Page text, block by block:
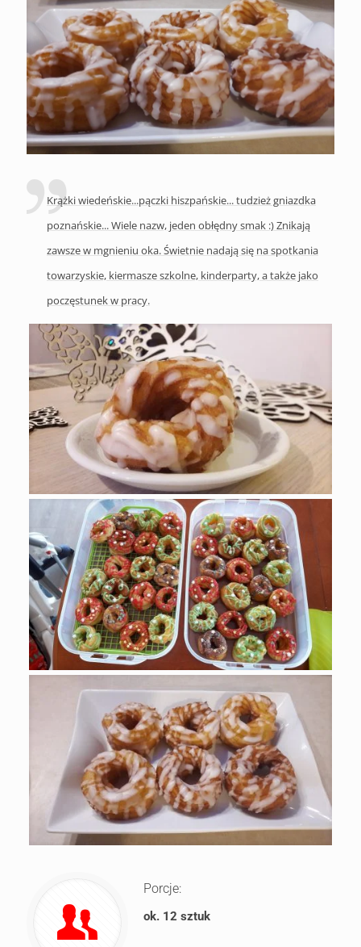
Krążki wiedeńskie...pączki hiszpańskie... tudzież gniazdka
poznańskie... Wiele nazw, jeden obłędny smak :) Znikają
zawsze w mgnieniu oka. Świetnie nadają się na spotkania
towarzyskie, kiermasze szkolne, kinderparty, a także jako
poczęstunek w pracy.
Porcje:
ok. 12 sztuk